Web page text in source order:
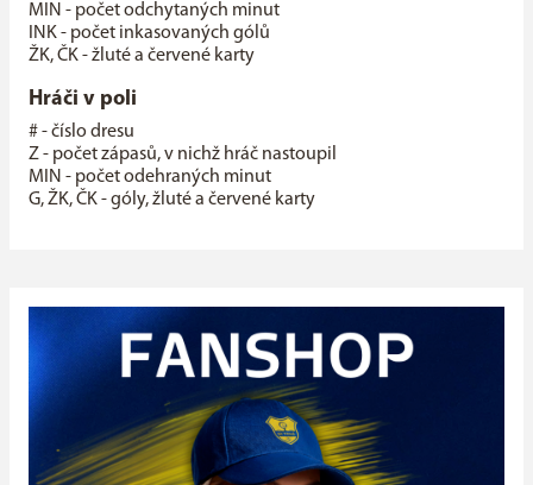
MIN - počet odchytaných minut
INK - počet inkasovaných gólů
ŽK, ČK - žluté a červené karty
Hráči v poli
# - číslo dresu
Z - počet zápasů, v nichž hráč nastoupil
MIN - počet odehraných minut
G, ŽK, ČK - góly, žluté a červené karty